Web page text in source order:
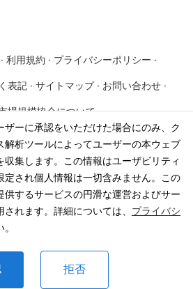
ーに承認をいただけた場合にのみ、ク
解析ツールによってユーザーの本ウェブ
集します。この情報はユーザビリティ
定され個人情報は一切含みません。この
供するサービスの円滑な運営およびサー
れます。詳細については、 プライバシ
拒否
· 利用規約 · プライバシーポリシー ·
表記 · サイトマップ · お問い合わせ ·
場規模協会について
社団法人 日本市場規模協会